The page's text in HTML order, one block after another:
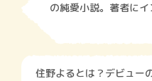
の純愛小説。著者にイ
住野よるとは？デビュー